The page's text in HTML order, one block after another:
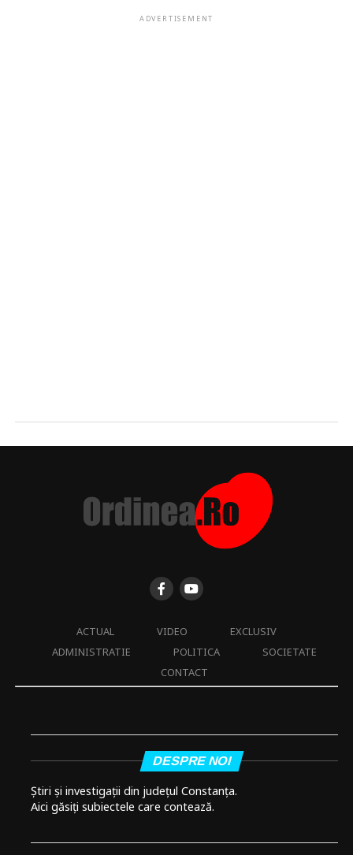
ADVERTISEMENT
ACTUAL VIDEO
EXCLUSIV
ADMINISTRATIE
POLITICA
SOCIETATE
CONTACT
DESPRE NOI
Știri și investigații din județul Constanța.
Aici găsiți subiectele care contează.